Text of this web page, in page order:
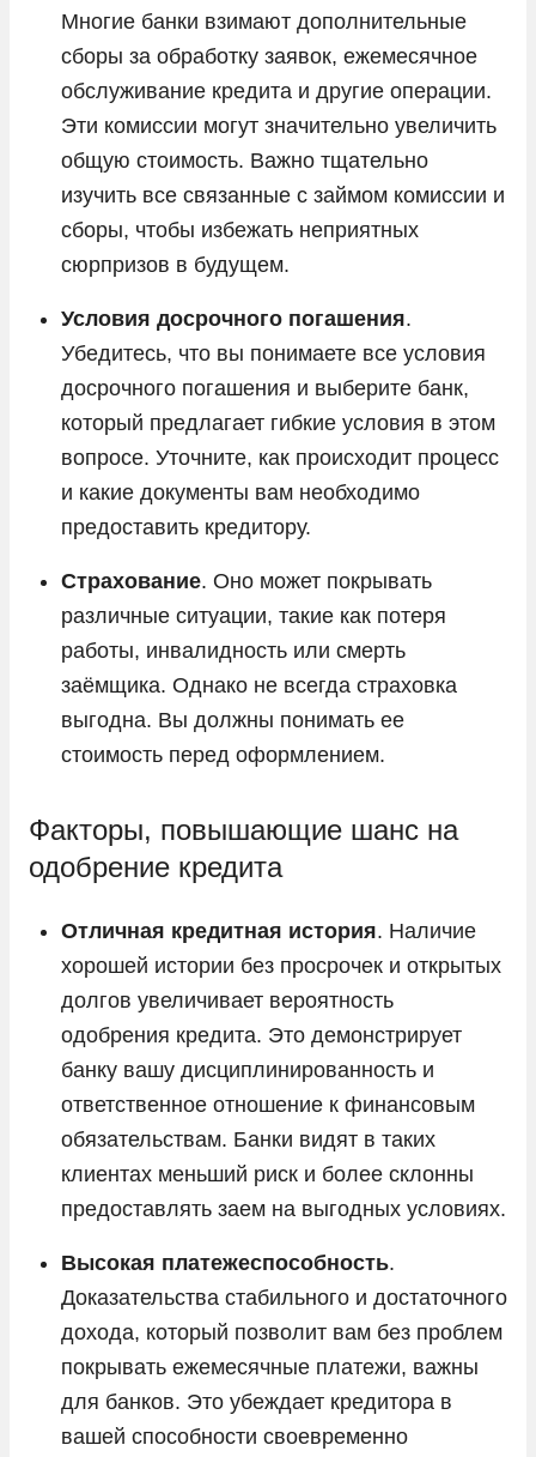
Многие банки взимают дополнительные
сборы за обработку заявок, ежемесячное
обслуживание кредита и другие операции.
Эти комиссии могут значительно увеличить
общую стоимость. Важно тщательно
изучить все связанные с займом комиссии и
сборы, чтобы избежать неприятных
сюрпризов в будущем.
Условия досрочного погашения.
Убедитесь, что вы понимаете все условия
досрочного погашения и выберите банк,
который предлагает гибкие условия в этом
вопросе. Уточните, как происходит процесс
и какие документы вам необходимо
предоставить кредитору.
Страхование. Оно может покрывать
различные ситуации, такие как потеря
работы, инвалидность или смерть
заёмщика. Однако не всегда страховка
выгодна. Вы должны понимать ее
стоимость перед оформлением.
Факторы, повышающие шанс на
одобрение кредита
Отличная кредитная история. Наличие
хорошей истории без просрочек и открытых
долгов увеличивает вероятность
одобрения кредита. Это демонстрирует
банку вашу дисциплинированность и
ответственное отношение к финансовым
обязательствам. Банки видят в таких
клиентах меньший риск и более склонны
предоставлять заем на выгодных условиях.
Высокая платежеспособность.
Доказательства стабильного и достаточного
дохода, который позволит вам без проблем
покрывать ежемесячные платежи, важны
для банков. Это убеждает кредитора в
вашей способности своевременно